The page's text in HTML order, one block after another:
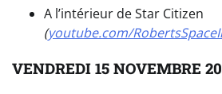
A l’intérieur de Star Citizen
(youtube.com/
VENDREDI 15 NOVEMBRE